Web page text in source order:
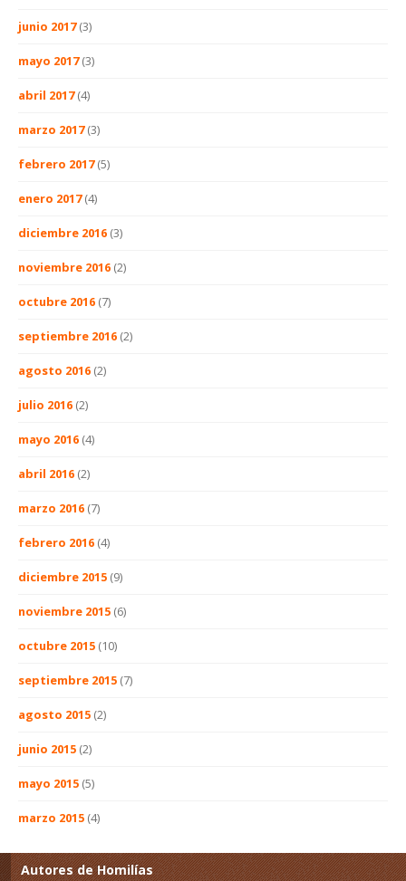
junio 2017(3)
mayo 2017(3)
abril 2017(4)
marzo 2017(3)
febrero 2017(5)
enero 2017(4)
diciembre 2016 (3)
noviembre 2016 (2)
octubre 2016 (7)
septiembre 2016 (2)
agosto 2016 (2)
julio 2016 (2)
mayo 2016 (4)
abril 2016 (2)
marzo 2016 (7)
febrero 2016 (4)
diciembre 2015 (9)
noviembre 2015 (6)
octubre 2015 (10)
septiembre 2015 (7)
agosto 2015 (2)
junio 2015 (2)
mayo 2015 (5)
marzo 2015 (4)
Autores de Homilías